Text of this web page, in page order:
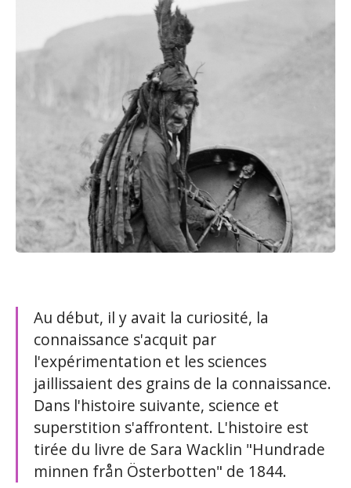
Au début, il y avait la curiosité, la
connaissance s'acquit par
l'expérimentation et les sciences
jaillissaient des grains de la connaissance.
Dans l'histoire suivante, science et
superstition s'affrontent. L'histoire est
tirée du livre de Sara Wacklin "Hundrade
minnen från Österbotten" de 1844.